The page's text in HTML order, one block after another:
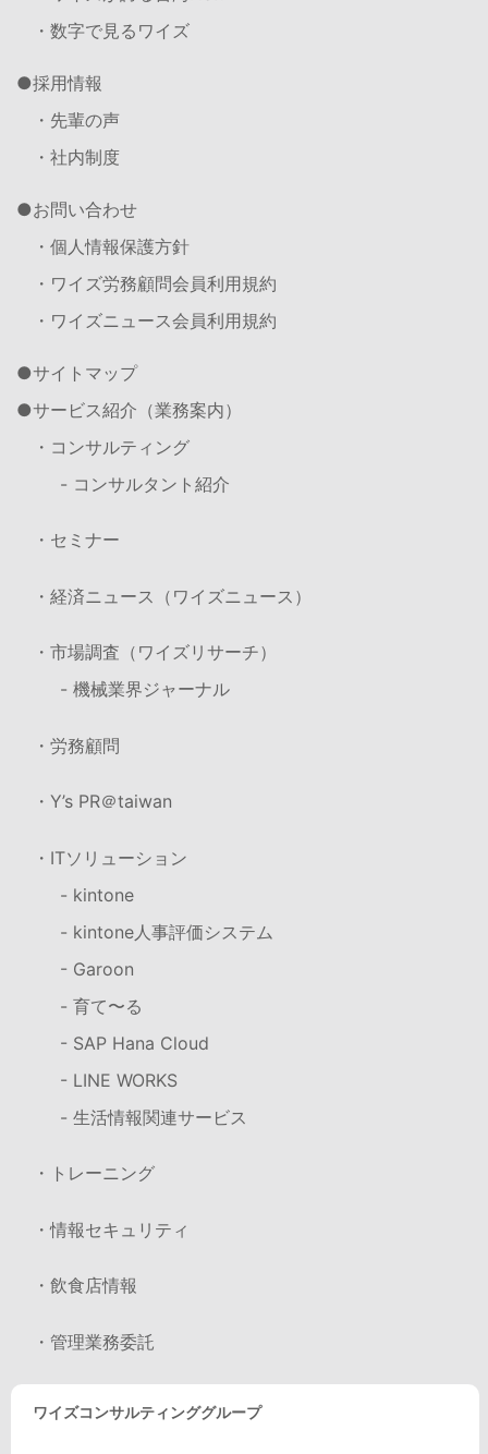
・数字で見るワイズ
採用情報
・先輩の声
・社内制度
お問い合わせ
・個人情報保護方針
・ワイズ労務顧問会員利用規約
・ワイズニュース会員利用規約
サイトマップ
サービス紹介（業務案内）
・コンサルティング
- コンサルタント紹介
・セミナー
・経済ニュース（ワイズニュース）
・市場調査（ワイズリサーチ）
- 機械業界ジャーナル
・労務顧問
・Y’s PR＠taiwan
・ITソリューション
- kintone
- kintone人事評価システム
- Garoon
- 育て〜る
- SAP Hana Cloud
- LINE WORKS
- 生活情報関連サービス
・トレーニング
・情報セキュリティ
・飲食店情報
・管理業務委託
ワイズコンサルティンググループ